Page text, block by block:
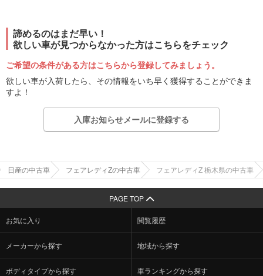
諦めるのはまだ早い！
欲しい車が見つからなかった方はこちらをチェック
ご希望の条件がある方はこちらから登録してみましょう。
欲しい車が入荷したら、その情報をいち早く獲得することができま
すよ！
入庫お知らせメールに登録する
日産の中古車 フェアレディZの中古車 フェアレディZ 栃木県の中古車
PAGE TOP
お気に入り 閲覧履歴
メーカーから探す 地域から探す
ボディタイプから探す 車ランキングから探す